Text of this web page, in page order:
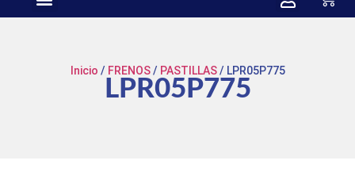
Inicio / FRENOS/ PASTILLAS/ LPR05P775
LPR05P775